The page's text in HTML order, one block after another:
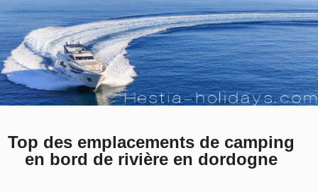
Top des emplacements de camping
en bord de rivière en dordogne